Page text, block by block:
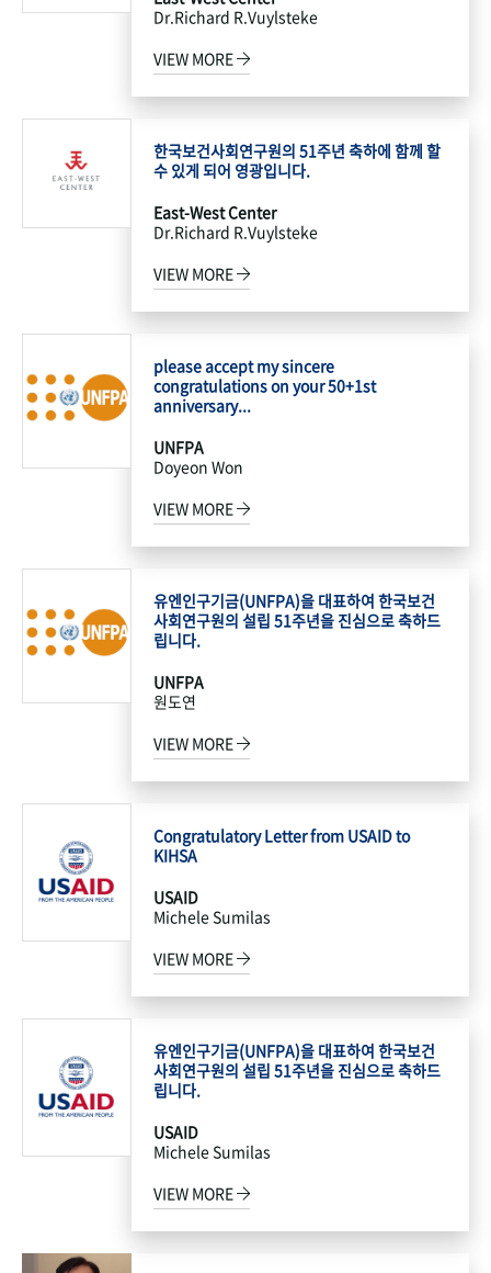
Dr.Richard R.Vuylsteke
VIEW MORE
한국보건사회연구원의 51주년 축하에 함께 할
수 있게 되어 영광입니다.
East-West Center
Dr.Richard R.Vuylsteke
VIEW MORE
please accept my sincere
congratulations on your 50+1st
anniversary...
UNFPA
Doyeon Won
VIEW MORE
유엔인구기금(UNFPA)을 대표하여 한국보건
사회연구원의 설립 51주년을 진심으로 축하드
립니다.
UNFPA
원도연
VIEW MORE
Congratulatory Letter from USAID to
KIHSA
USAID
Michele Sumilas
VIEW MORE
유엔인구기금(UNFPA)을 대표하여 한국보건
사회연구원의 설립 51주년을 진심으로 축하드
립니다.
USAID
Michele Sumilas
VIEW MORE